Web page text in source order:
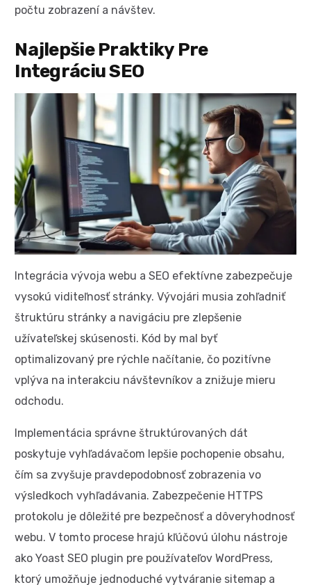
počtu zobrazení a návštev.
Najlepšie Praktiky Pre
Integráciu SEO
Integrácia vývoja webu a SEO efektívne zabezpečuje
vysokú viditeľnosť stránky. Vývojári musia zohľadniť
štruktúru stránky a navigáciu pre zlepšenie
užívateľskej skúsenosti. Kód by mal byť
optimalizovaný pre rýchle načítanie, čo pozitívne
vplýva na interakciu návštevníkov a znižuje mieru
odchodu.
Implementácia správne štruktúrovaných dát
poskytuje vyhľadávačom lepšie pochopenie obsahu,
čím sa zvyšuje pravdepodobnosť zobrazenia vo
výsledkoch vyhľadávania. Zabezpečenie HTTPS
protokolu je dôležité pre bezpečnosť a dôveryhodnosť
webu. V tomto procese hrajú kľúčovú úlohu nástroje
ako Yoast SEO plugin pre používateľov WordPress,
ktorý umožňuje jednoduché vytváranie sitemap a